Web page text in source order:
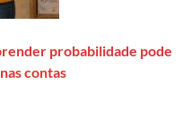
probabilidade pode
contas